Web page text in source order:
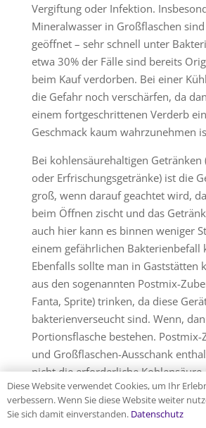
Vergiftung oder Infektion.
Mineralwasser in Großflaschen
geöffnet – sehr schnell unter
etwa 30% der Fälle sind bereits
beim Kauf verdorben. Bei einer
die Gefahr noch verschärfen, da
einem fortgeschrittenen Verderb
Geschmack kaum wahrzunehmen
Bei kohlensäurehaltigen Getränken
oder Erfrischungsgetränke) ist die
groß, wenn darauf geachtet wird,
beim Öffnen zischt und das
auch hier kann es binnen weniger
einem gefährlichen Bakterienbefall
Ebenfalls sollte man in Gaststätten
aus den sogenannten Postmix-
Fanta, Sprite) trinken, da diese
bakterienverseucht sind. Wenn,
Portionsflasche bestehen.
und Großflaschen-Ausschank
nicht die erforderliche
so dass die Verträglichkeit
Mineralwasser-Verkauf in
Diese Website verwendet Cookies, um Ihr
verbessern. Wenn Sie diese Website weiter
Sie sich damit einverstanden. Datenschutz